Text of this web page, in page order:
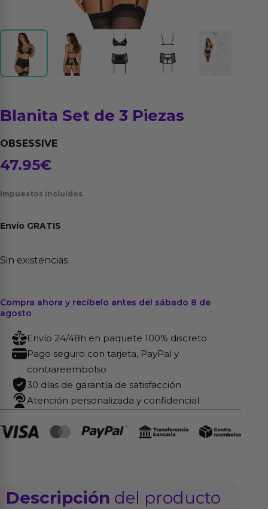
Blanita Set de 3 Piezas
OBSESSIVE
47.95€
Impuestos incluídos
Envío GRATIS
Sin existencias
Compra ahora y recíbelo antes del sábado 8 de
agosto
Envío 24/48h en paquete 100% discreto
Pago seguro con tarjeta, PayPal y
contrareembolso
30 días de garantía de satisfacción
Atención personalizada y confidencial
Descripción del producto